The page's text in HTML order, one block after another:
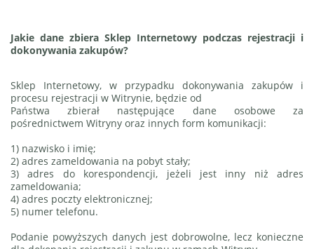
Jakie dane zbiera Sklep Internetowy podczas rejestracji i
dokonywania zakupów?
Sklep Internetowy, w przypadku dokonywania zakupów i
procesu rejestracji w Witrynie, będzie od
Państwa zbierał następujące dane osobowe za
pośrednictwem Witryny oraz innych form komunikacji:
1) nazwisko i imię;
2) adres zameldowania na pobyt stały;
3) adres do korespondencji, jeżeli jest inny niż adres
zameldowania;
4) adres poczty elektronicznej;
5) numer telefonu.
Podanie powyższych danych jest dobrowolne, lecz konieczne